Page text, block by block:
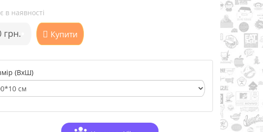
в наявності
грн. Купити
(ВхШ)